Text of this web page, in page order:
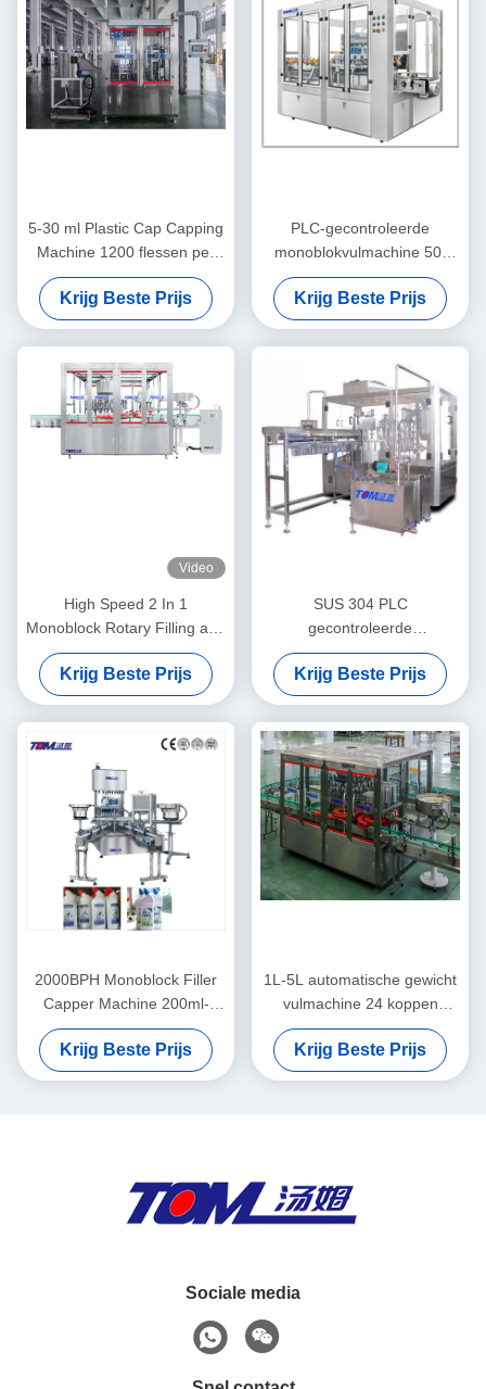
5-30 ml Plastic Cap Capping
Machine 1200 flessen per
uur
Krijg Beste Prijs
PLC-gecontroleerde
monoblokvulmachine 50-
1000 ml flessen
spoelmachine
Krijg Beste Prijs
Video
High Speed 2 In 1
Monoblock Rotary Filling and
Capping Machine
Krijg Beste Prijs
SUS 304 PLC
gecontroleerde
automatische stand-up
zakvulmachine
Krijg Beste Prijs
2000BPH Monoblock Filler
Capper Machine 200ml-
1000ml Automatische Bleach
Filling Machine
Krijg Beste Prijs
1L-5L automatische gewicht
vulmachine 24 koppen
6000BPH
Krijg Beste Prijs
Sociale media